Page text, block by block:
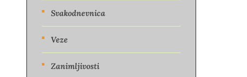
Svakodnevnica
Veze
Zanimljivosti